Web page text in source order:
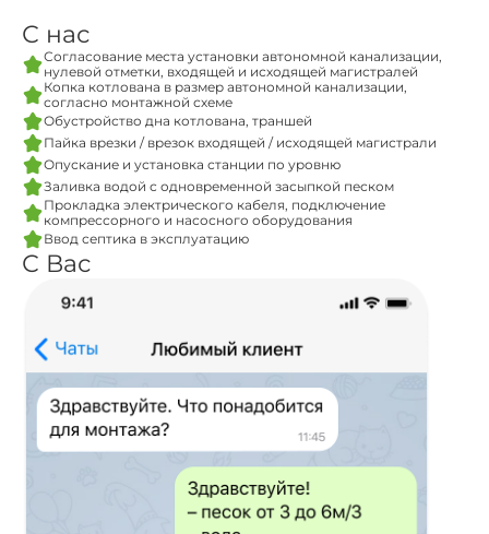
С нас
Согласование места установки автономной канализации,
нулевой отметки, входящей и исходящей магистралей
Копка котлована в размер автономной канализации,
согласно монтажной схеме
Обустройство дна котлована, траншей
Пайка врезки / врезок входящей / исходящей магистрали
Опускание и установка станции по уровню
Заливка водой с одновременной засыпкой песком
Прокладка электрического кабеля, подключение
компрессорного и насосного оборудования
Ввод септика в эксплуатацию
С Вас